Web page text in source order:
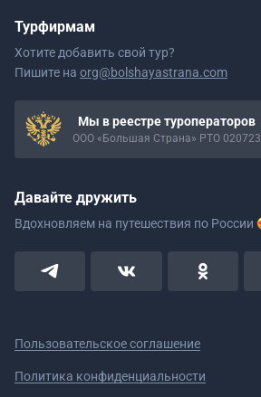
Турфирмам
Хотите добавить свой тур?
Пишите на org@bolshayastrana.com
Мы в реестре туроператоров
ООО «Большая Страна» РТО 020723
Давайте дружить
Вдохновляем на путешествия по России
Пользовательское соглашение
Политика конфиденциальности